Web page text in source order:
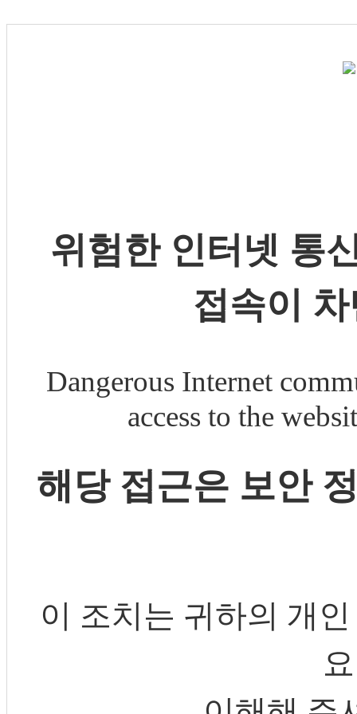
위험한 인터넷 통
접속이
Dangerous Internet
access to the
해당 접근은 보안
이 조치는 귀하의 개